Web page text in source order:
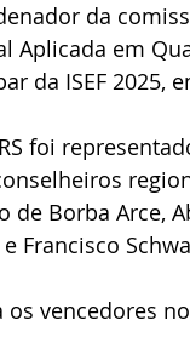
da
Aplicada em
da ISEF 2025,
RS foi
de Borba Arce,
Francisco
os vencedores